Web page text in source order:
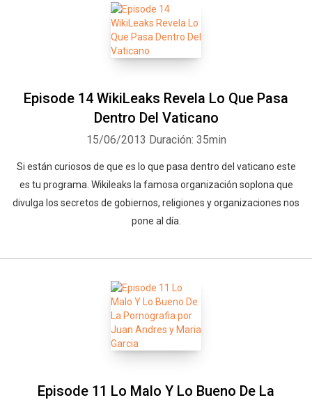
Episode 14 WikiLeaks Revela Lo Que Pasa
Dentro Del Vaticano
15/06/2013 Duración: 35min
Si están curiosos de que es lo que pasa dentro del vaticano este
es tu programa. Wikileaks la famosa organización soplona que
divulga los secretos de gobiernos, religiones y organizaciones nos
pone al día.
Episode 11 Lo Malo Y Lo Bueno De La